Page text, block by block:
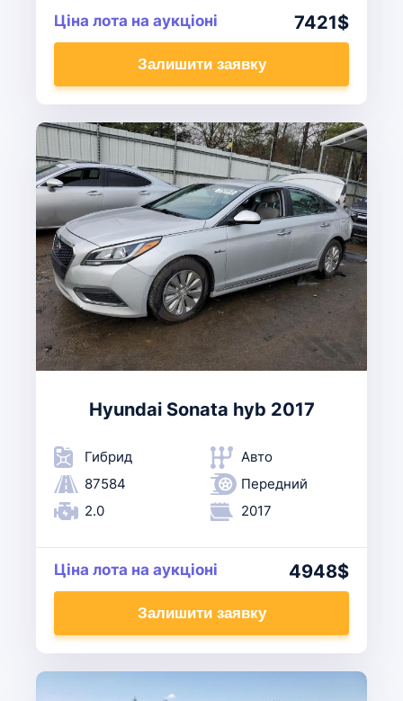
Ціна лота на аукціоні 7421$
Залишити заявку
Hyundai Sonata hyb 2017
Гибрид
87584
2.0
Авто
Передний
2017
Ціна лота на аукціоні 4948$
Залишити заявку